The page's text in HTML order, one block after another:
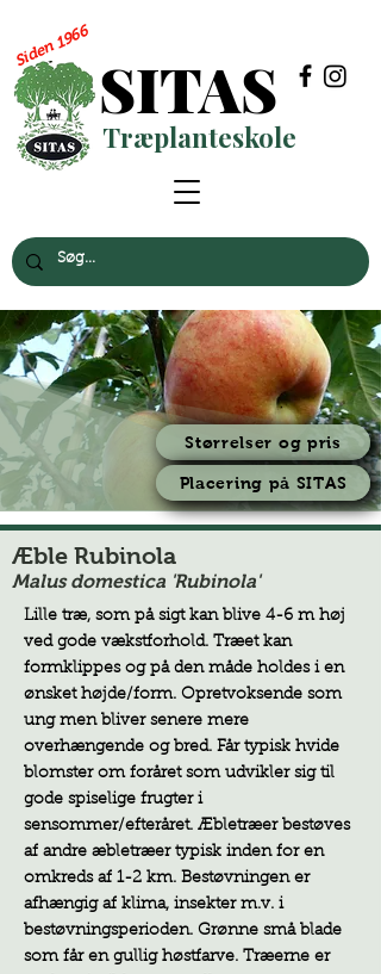
SITAS
Træplanteskole
Siden 1966
Størrelser og pris
Placering på SITAS
Æble Rubinola
Malus domestica 'Rubinola'
Lille træ, som på sigt kan blive 4-6 m høj
ved gode vækstforhold. Træet kan
formklippes og på den måde holdes i en
ønsket højde/form. Opretvoksende som
ung men bliver senere mere
overhængende og bred. Får typisk hvide
blomster om foråret som udvikler sig til
gode spiselige frugter i
sensommer/efteråret. Æbletræer bestøves
af andre æbletræer typisk inden for en
omkreds af 1-2 km. Bestøvningen er
afhængig af klima, insekter m.v. i
bestøvningsperioden. Grønne små blade
som får en gullig høstfarve. Træerne er